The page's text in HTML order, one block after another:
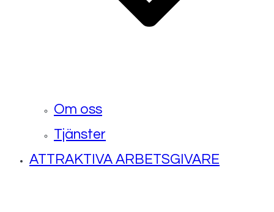
Om oss
Tjänster
ATTRAKTIVA ARBETSGIVARE